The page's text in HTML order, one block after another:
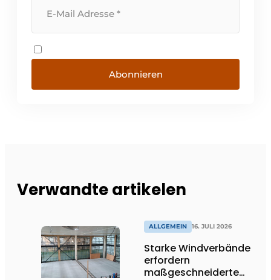
Abonnieren
Verwandte artikelen
ALLGEMEIN 16. JULI 2026
Starke Windverbände
erfordern
maßgeschneiderte